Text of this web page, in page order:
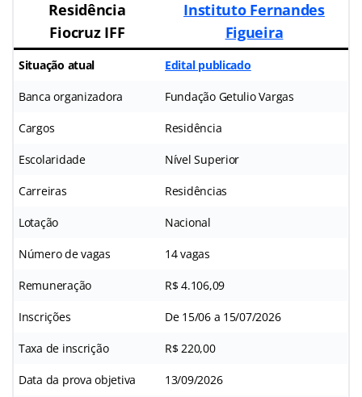
Residência
Fiocruz IFF
Instituto Fernandes
Figueira
Situação atual Edital publicado
Banca organizadora Fundação Getulio Vargas
Cargos Residência
Escolaridade Nível Superior
Carreiras Residências
Lotação Nacional
Número de vagas 14 vagas
Remuneração R$ 4.106,09
Inscrições De 15/06 a 15/07/2026
Taxa de inscrição R$ 220,00
Data da prova objetiva 13/09/2026